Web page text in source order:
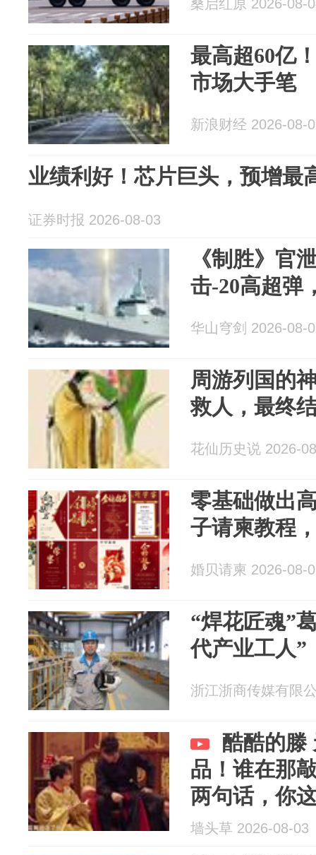
桑启红原 2026-08-
最高超60亿
市场大手笔
新浪财经 2026-08-
业绩利好！芯片巨头，预增最
证券时报 2026-08-03
《制胜》官
击-20高超弹
华山穹剑 2026-08-
周游列国的
救人，最终
花仙历史说 2026-
零基础做出
子请柬教程
婚贝请柬 2026-08-
“焊花匠魂”
代产业工人”
浙江浙商传媒有限
酷酷的滕
品！谁在那
两句话，你
成反派了
墙头草 2026-08-03